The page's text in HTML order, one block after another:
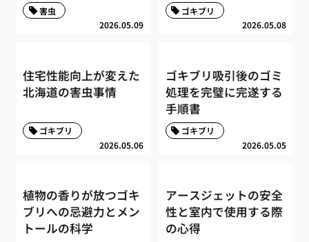
2026.05.09
害虫
2026.05.08
ゴキブリ
住宅性能向上が変えた
北海道の害虫事情
2026.05.06
ゴキブリ
ゴキブリ吸引後のゴミ
処理を完璧に完遂する
手順書
2026.05.05
ゴキブリ
植物の香りが放つゴキ
ブリへの忌避力とメン
トールの科学
アースジェットの安全
性と室内で使用する際
の心得